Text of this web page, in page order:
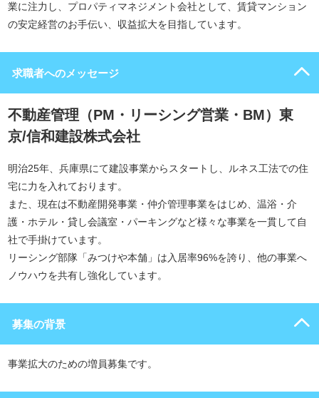
業に注力し、プロパティマネジメント会社として、賃貸マンション
の安定経営のお手伝い、収益拡大を目指しています。
求職者へのメッセージ
不動産管理（PM・リーシング営業・BM）東
京/信和建設株式会社
明治25年、兵庫県にて建設事業からスタートし、ルネス工法での住
宅に力を入れております。
また、現在は不動産開発事業・仲介管理事業をはじめ、温浴・介
護・ホテル・貸し会議室・パーキングなど様々な事業を一貫して自
社で手掛けています。
リーシング部隊「みつけや本舗」は入居率96%を誇り、他の事業へ
ノウハウを共有し強化しています。
募集の背景
事業拡大のための増員募集です。